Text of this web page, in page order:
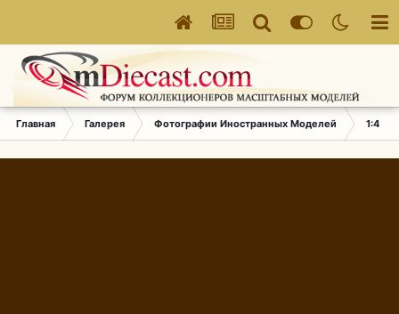
Главная Галерея Фотографии Иностранных Моделей 1:43